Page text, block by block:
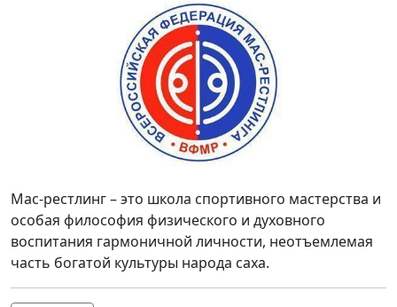
Мас-рестлинг – это школа спортивного мастерства и
особая философия физического и духовного
воспитания гармоничной личности, неотъемлемая
часть богатой культуры народа саха.